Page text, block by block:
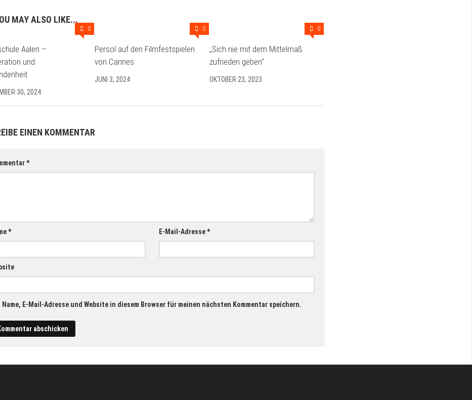
MAY ALSO LIKE...
0
Aalen –
und
30, 2024
0
Persol auf den Filmfestspielen
von Cannes
JUNI 3, 2024
0
„Sich nie mit dem Mittelmaß
zufrieden geben“
OKTOBER 23, 2023
EINEN KOMMENTAR
*
* E-Mail-Adresse*
Name, E-Mail-Adresse und Website in diesem Browser für meinen nächsten Kommentar speichern.